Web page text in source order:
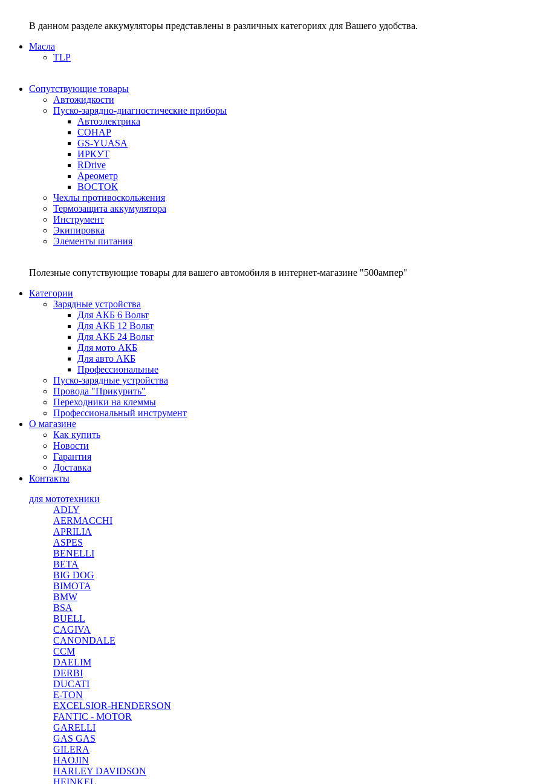
В данном разделе аккумуляторы представлены в различных категориях для Вашего удобства.
Масла
TLP
Сопутствующие товары
Автожидкости
Пуско-зарядно-диагностические приборы
Автоэлектрика
СОНАР
GS-YUASA
ИРКУТ
RDrive
Ареометр
ВОСТОК
Чехлы противоскольжения
Термозащита аккумулятора
Инструмент
Экипировка
Элементы питания
Полезные сопутствующие товары для вашего автомобиля в интернет-магазине "500ампер"
Категории
Зарядные устройства
Для АКБ 6 Вольт
Для АКБ 12 Вольт
Для АКБ 24 Вольт
Для мото АКБ
Для авто АКБ
Профессиональные
Пуско-зарядные устройства
Провода "Прикурить"
Переходники на клеммы
Профессиональный инструмент
О магазине
Как купить
Новости
Гарантия
Доставка
Контакты
для мототехники
ADLY
AERMACCHI
APRILIA
ASPES
BENELLI
BETA
BIG DOG
BIMOTA
BMW
BSA
BUELL
CAGIVA
CANONDALE
CCM
DAELIM
DERBI
DUCATI
E-TON
EXCELSIOR-HENDERSON
FANTIC - MOTOR
GARELLI
GAS GAS
GILERA
HAOJIN
HARLEY DAVIDSON
HEINKEL